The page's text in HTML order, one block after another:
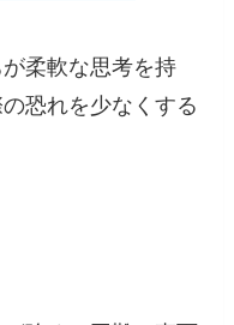
柔軟な思考を持
恐れを少なくする